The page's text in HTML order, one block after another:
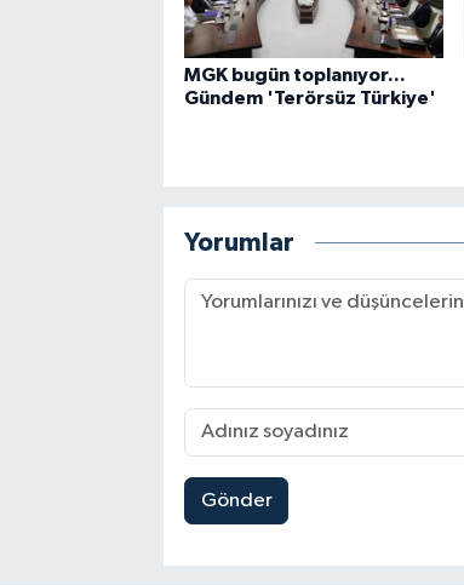
MGK bugün toplanıyor...
Gündem 'Terörsüz Türkiye'
Yorumlar
Gönder